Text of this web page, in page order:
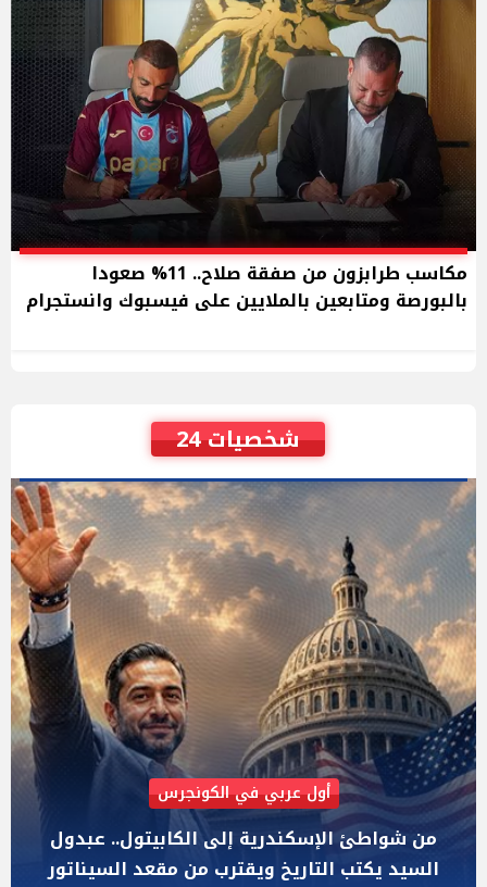
مكاسب طرابزون من صفقة صلاح.. 11% صعودا
بالبورصة ومتابعين بالملايين على فيسبوك وانستجرام
شخصيات 24
AIPAC رصدت 30 مليون دولار لإضعافه
"عبد الرحمن السيد" المصري الذى يواجه "هايلي
ستيفنز" وإيباك الاسرائيلية بإنتخابات ميشيجان